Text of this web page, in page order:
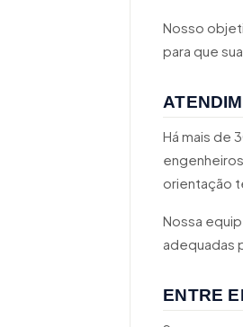
Nosso
para que
Há mais de
orientação
Nossa
adequadas
ENTRE